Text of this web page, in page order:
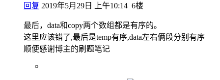
回复 2019年5月29日 上午10:14 6楼
最后，data和copy两个数组都是有序的。
这里应该错了,最后是temp有序,data左右俩段分别有序
顺便感谢博主的刷题笔记